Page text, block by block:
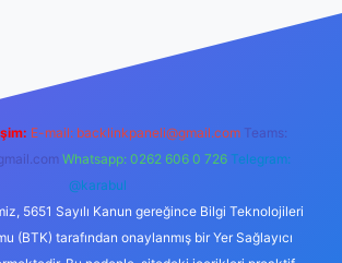
E-mail: backlinkpaneli@gmail.com Teams:
Whatsapp: 0262 606 0 726 Telegram:
@karabul
5651 Sayılı Kanun gereğince Bilgi Teknolojileri
(BTK) tarafından onaylanmış bir Yer Sağlayıcı